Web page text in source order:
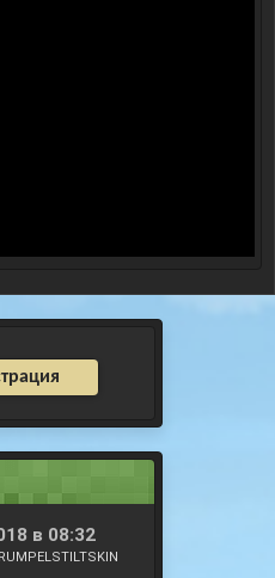
в 08:32
RUMPELSTILTSKIN